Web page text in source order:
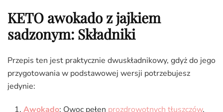
KETO awokado z jajkiem
sadzonym: Składniki
Przepis ten jest praktycznie dwuskładnikowy, gdyż do jego
przygotowania w podstawowej wersji potrzebujesz
jedynie:
Awokado: Owoc pełen prozdrowotnych tłuszczów.